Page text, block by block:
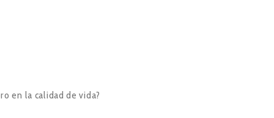
en la calidad de vida?